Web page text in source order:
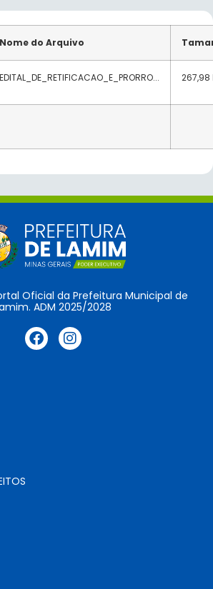
Nome do Arquivo
EDITAL_DE_RETIFICACAO_E_PRORRO... 267,98
Oficial da Prefeitura Municipal de
ADM 2025/2028